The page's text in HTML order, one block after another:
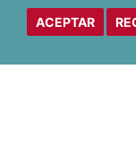
ACEPTAR